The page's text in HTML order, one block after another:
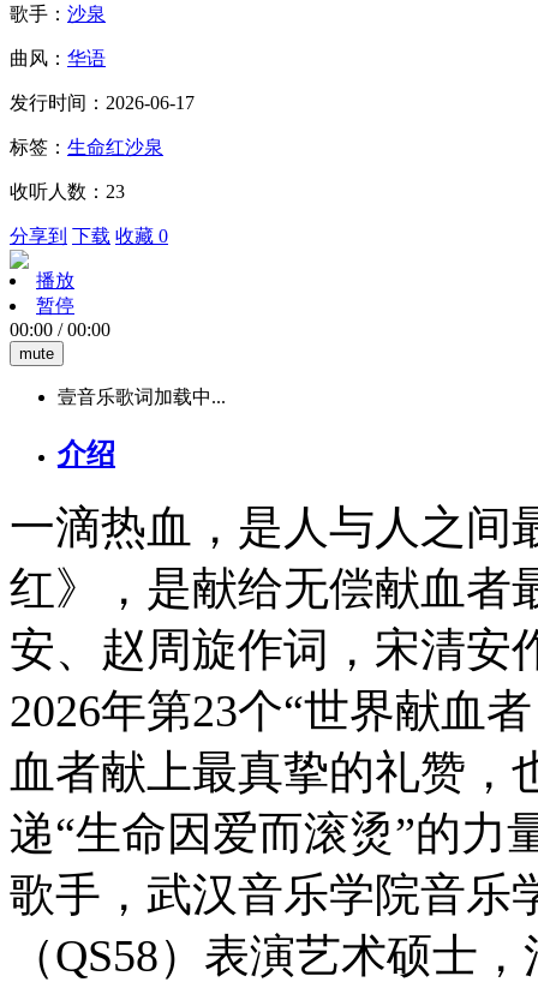
歌手： 沙泉
曲风： 华语
发行时间：2026-06-17
标签： 生命红沙泉
收听人数：23
分享到 下载 收藏 0
播放
暂停
00:00 /00:00
mute
壹音乐歌词加载中...
介绍
一滴热血，是人与人之间
红》，是献给无偿献血者
安、赵周旋作词，宋清安
2026年第23个“世界献血
血者献上最真挚的礼赞，
递“生命因爱而滚烫”的力
歌手，武汉音乐学院音乐
（QS58）表演艺术硕士